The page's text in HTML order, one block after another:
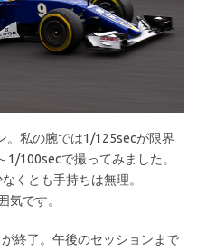
私の腕では1/125secが限界
100secで撮ってみました。
くとも手持ちは無理。
気です。
終了。午後のセッションまで